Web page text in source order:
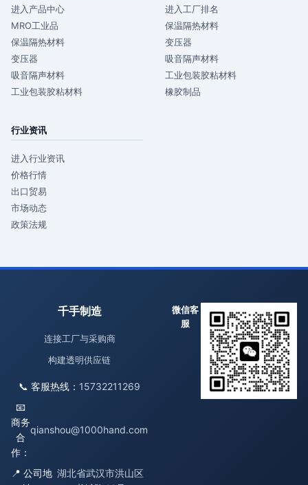
进入产品中心
MRO工业品
保温隔热材料
变压器
吸音隔声材料
工业包装胶粘材料
进入工厂排名
保温隔热材料
变压器
吸音隔声材料
工业包装胶粘材料
橡胶制品
行业资讯
进入行业资讯
价格行情
出口贸易
市场动态
政策法规
千手制造
连接工厂与采购商
构建透明供应链
📞 客服热线： 15732211269
📧
商务
合
作：
qianshou@1000hand.com
📍 公司地 湖北省武汉市洪山区
微信客
服